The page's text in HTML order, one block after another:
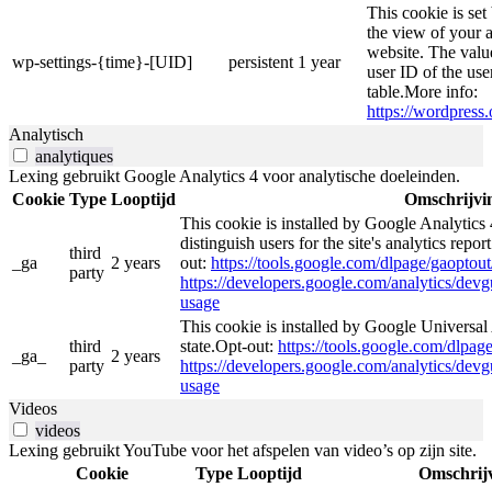
wp-settings-{time}-[UID] persistent 1 year
This cookie is set
the view of your
website. The
user ID of the
table.More info:
https://
Analytisch
analytiques
Lexing gebruikt Google Analytics 4 voor analytische doeleinden.
Cookie Type Looptijd
_ga
third
party
2 years
This cookie is installed by Google Analytics
distinguish users for the site's analytics
out: https://tools.google.com/dlpage/
https://developers.google.com/analytics/
usage
_ga_
third
party
2 years
This cookie is installed by Google Universal
state.Opt-out: https://tools.google.com/
https://developers.google.com/analytics/
usage
Videos
videos
Lexing gebruikt YouTube voor het afspelen van video’s op zijn site.
Cookie
Type Looptijd